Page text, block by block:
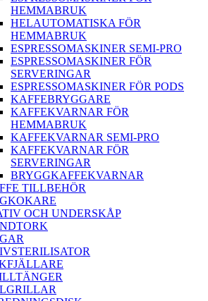
HEMMABRUK
HELAUTOMATISKA FÖR
HEMMABRUK
ESPRESSOMASKINER SEMI-PRO
ESPRESSOMASKINER FÖR
SERVERINGAR
ESPRESSOMASKINER FÖR PODS
KAFFEBRYGGARE
KAFFEKVARNAR FÖR
HEMMABRUK
KAFFEKVARNAR SEMI-PRO
KAFFEKVARNAR FÖR
SERVERINGAR
BRYGGKAFFEKVARNAR
TILLBEHÖR
OCH UNDERSKÅP